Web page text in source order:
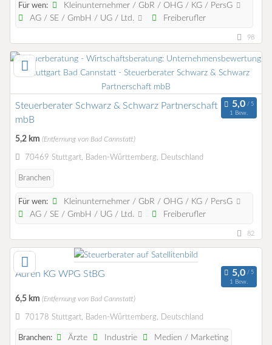
Für wen:
Kleinunternehmer / GbR / OHG / KG / PersG
AG / SE / GmbH / UG / Ltd.
Freiberufler
98
Steuerberater Schwarz & Schwarz Partnerschaft
mbB
1 Bew.
5,2 km (Entfernung von Bad Cannstatt)
70469 Stuttgart, Baden-Württemberg, Deutschland
Branchen
Für wen:
Kleinunternehmer / GbR / OHG / KG / PersG
AG / SE / GmbH / UG / Ltd.
Freiberufler
82
Auren KG WPG StBG
1 Bew.
6,5 km (Entfernung von Bad Cannstatt)
70178 Stuttgart, Baden-Württemberg, Deutschland
Branchen: Ärzte Industrie Medien / Marketing